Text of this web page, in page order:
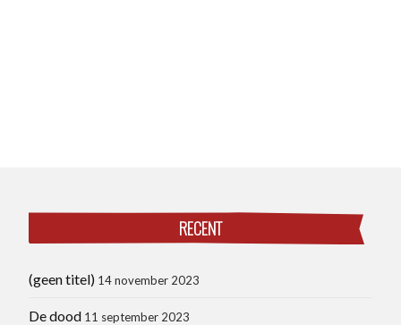
RECENT
(geen titel) 14 november 2023
De dood 11 september 2023